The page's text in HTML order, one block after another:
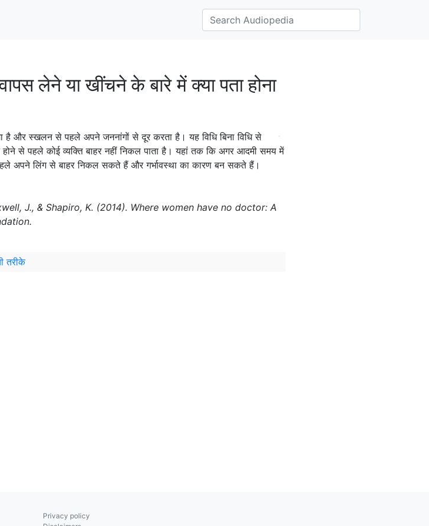
लेने या खींचने के बारे में क्या पता होना
है और स्खलन से पहले अपने जननांगों से दूर करता है। यह विधि बिना विधि से
से पहले कोई व्यक्ति बाहर नहीं निकल पाता है। यहां तक कि अगर आदमी समय में
अपने लिंग से बाहर निकल सकते हैं और गर्भावस्था का कारण बन सकते हैं।
J., & Shapiro, K. (2014). Where women have no doctor: A
तरीके
Privacy policy